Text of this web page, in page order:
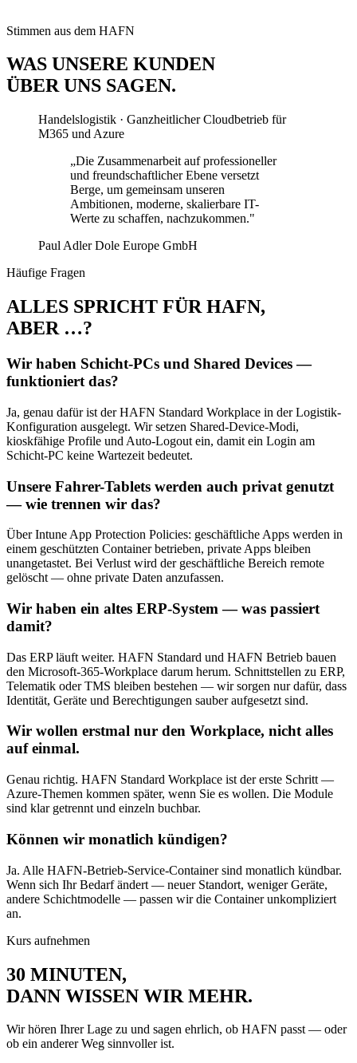
Stimmen aus dem HAFN
WAS UNSERE KUNDEN
ÜBER UNS SAGEN.
Handelslogistik · Ganzheitlicher Cloudbetrieb für
M365 und Azure
„Die Zusammenarbeit auf professioneller
und freundschaftlicher Ebene versetzt
Berge, um gemeinsam unseren
Ambitionen, moderne, skalierbare IT-
Werte zu schaffen, nachzukommen."
Paul Adler Dole Europe GmbH
Häufige Fragen
ALLES SPRICHT FÜR HAFN,
ABER …?
Wir haben Schicht-PCs und Shared Devices —
funktioniert das?
Ja, genau dafür ist der HAFN Standard Workplace in der Logistik-
Konfiguration ausgelegt. Wir setzen Shared-Device-Modi,
kioskfähige Profile und Auto-Logout ein, damit ein Login am
Schicht-PC keine Wartezeit bedeutet.
Unsere Fahrer-Tablets werden auch privat genutzt
— wie trennen wir das?
Über Intune App Protection Policies: geschäftliche Apps werden in
einem geschützten Container betrieben, private Apps bleiben
unangetastet. Bei Verlust wird der geschäftliche Bereich remote
gelöscht — ohne private Daten anzufassen.
Wir haben ein altes ERP-System — was passiert
damit?
Das ERP läuft weiter. HAFN Standard und HAFN Betrieb bauen
den Microsoft-365-Workplace darum herum. Schnittstellen zu ERP,
Telematik oder TMS bleiben bestehen — wir sorgen nur dafür, dass
Identität, Geräte und Berechtigungen sauber aufgesetzt sind.
Wir wollen erstmal nur den Workplace, nicht alles
auf einmal.
Genau richtig. HAFN Standard Workplace ist der erste Schritt —
Azure-Themen kommen später, wenn Sie es wollen. Die Module
sind klar getrennt und einzeln buchbar.
Können wir monatlich kündigen?
Ja. Alle HAFN-Betrieb-Service-Container sind monatlich kündbar.
Wenn sich Ihr Bedarf ändert — neuer Standort, weniger Geräte,
andere Schichtmodelle — passen wir die Container unkompliziert
an.
Kurs aufnehmen
30 MINUTEN,
DANN WISSEN WIR MEHR.
Wir hören Ihrer Lage zu und sagen ehrlich, ob HAFN passt — oder
ob ein anderer Weg sinnvoller ist.